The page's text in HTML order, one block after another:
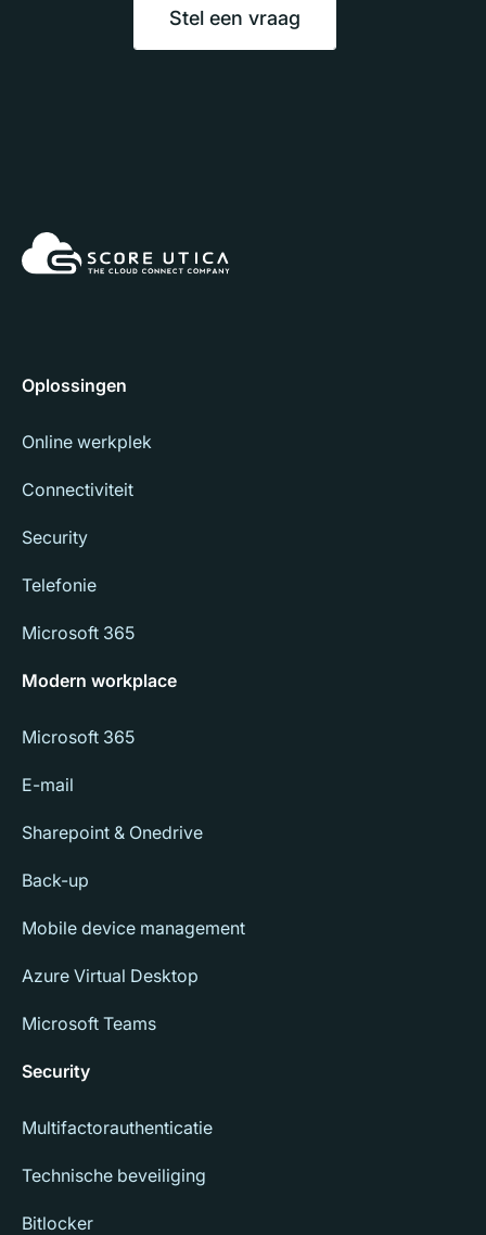
Stel een vraag
Oplossingen
Online werkplek
Connectiviteit
Security
Telefonie
Microsoft 365
Modern workplace
Microsoft 365
E-mail
Sharepoint & Onedrive
Back-up
Mobile device management
Azure Virtual Desktop
Microsoft Teams
Security
Multifactorauthenticatie
Technische beveiliging
Bitlocker